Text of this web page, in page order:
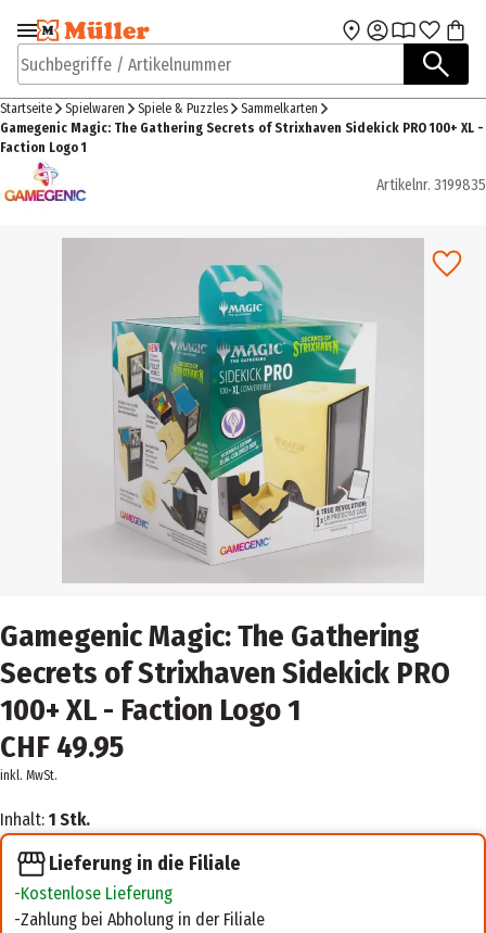
Zur Navigation
springen
Zum Hauptinhalt
Suchbegriffe / Artikelnummer
Startseite Spielwaren Spiele & Puzzles
Sammelkarten
Gamegenic Magic: The Gathering Secrets of Strixhaven Sidekick PRO 100+ XL -
Faction Logo 1
Artikelnr. 3199835
Gamegenic Magic: The Gathering
Secrets of Strixhaven Sidekick PRO
100+ XL - Faction Logo 1
CHF 49.95
inkl. MwSt.
Inhalt: 1 Stk.
Lieferung in die Filiale
Kostenlose Lieferung
Zahlung bei Abholung in der Filiale